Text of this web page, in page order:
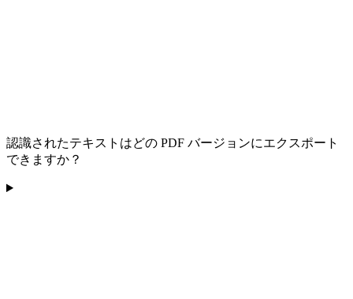
認識されたテキストはどの PDF バージョンにエクスポート
できますか？